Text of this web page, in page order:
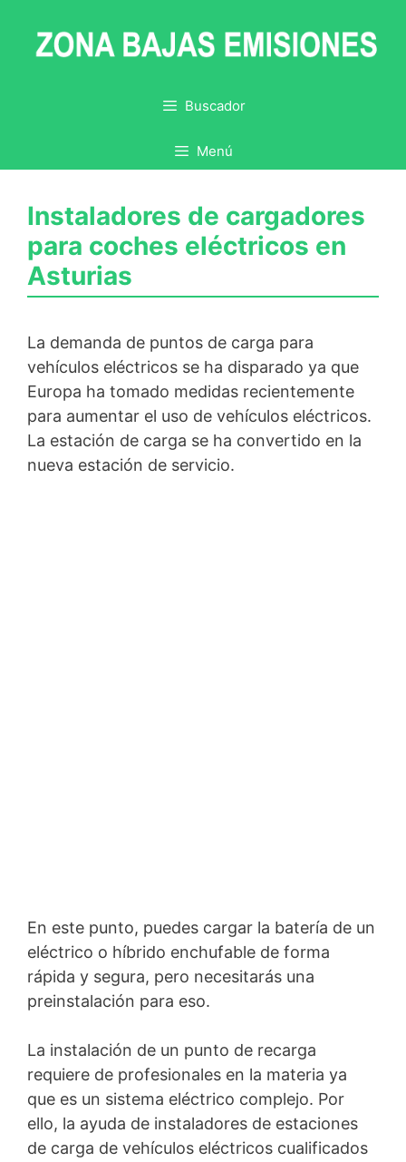
contenido
Buscador
Menú
Instaladores de cargadores
para coches eléctricos en
Asturias
La demanda de puntos de carga para
vehículos eléctricos se ha disparado ya que
Europa ha tomado medidas recientemente
para aumentar el uso de vehículos eléctricos.
La estación de carga se ha convertido en la
nueva estación de servicio.
En este punto, puedes cargar la batería de un
eléctrico o híbrido enchufable de forma
rápida y segura, pero necesitarás una
preinstalación para eso.
La instalación de un punto de recarga
requiere de profesionales en la materia ya
que es un sistema eléctrico complejo. Por
ello, la ayuda de instaladores de estaciones
de carga de vehículos eléctricos cualificados